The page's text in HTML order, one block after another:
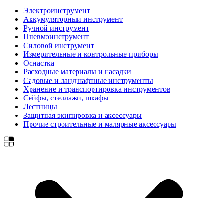
Электроинструмент
Аккумуляторный инструмент
Ручной инструмент
Пневмоинструмент
Силовой инструмент
Измерительные и контрольные приборы
Оснастка
Расходные материалы и насадки
Садовые и ландшафтные инструменты
Хранение и транспортировка инструментов
Сейфы, стеллажи, шкафы
Лестницы
Защитная экипировка и аксессуары
Прочие строительные и малярные аксессуары